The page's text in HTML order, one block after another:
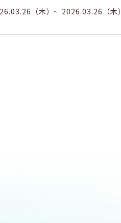
（木） 2026.03.26（木）